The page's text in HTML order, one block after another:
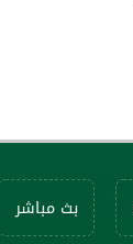
بث مباشر